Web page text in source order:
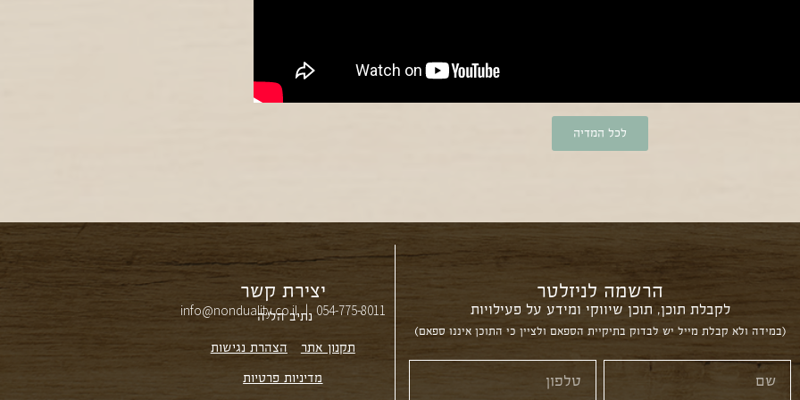
לכל המדיה
הרשמה לניזלטר
לקבלת תוכן, תוכן שיווקי ומידע על פעילויות
(במידה ולא קבלת מייל יש לבדוק בתיקיית הספאם ולציין כי התוכן איננו ספאם)
יצירת קשר
info@nonduality.co.il | 054-775-8011⁩
נתיב הל״ה
תקנון אתר הצהרת נגישות
מדיניות פרטיות